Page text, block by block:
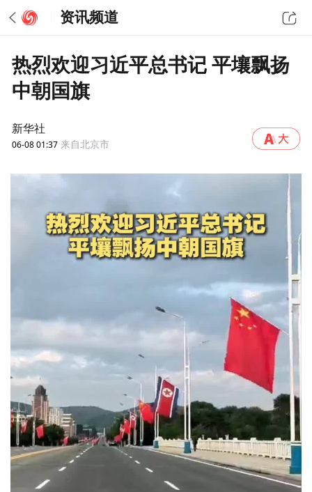
资讯频道
热烈欢迎习近平总书记 平壤飘扬
中朝国旗
新华社
06-08 01:37 来自北京市